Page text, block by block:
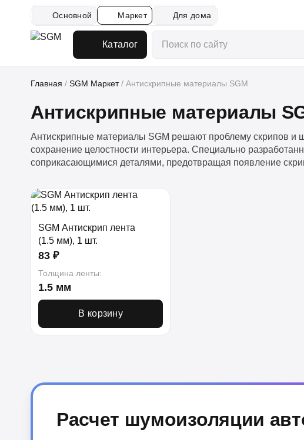
Основной Маркет Для дома
Каталог
Главная / SGM Маркет/ Антискрипные материалы SGM
Антискрипные материалы
Антискрипные материалы SGM решают проблему скрипов и
сохранение целостности интерьера. Специально
соприкасающимися деталями, предотвращая появление
SGM Антискрип лента
(1.5 мм), 1 шт.
83 ₽
Толщина ленты:
1.5 мм
В корзину
Расчет шумоизоляции